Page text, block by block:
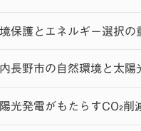
保護とエネルギー選択の
長野市の自然環境と太陽
光発電がもたらすCO₂削